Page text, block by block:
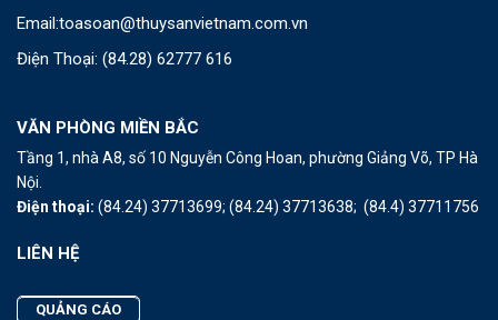
Email:toasoan@thuysanvietnam.com.vn
Điện Thoại: (84.28) 62777 616
VĂN PHÒNG MIỀN BẮC
Tầng 1, nhà A8, số 10 Nguyễn Công Hoan, phường Giảng Võ, TP Hà
Nội.
Điện thoại: (84.24) 37713699; (84.24) 37713638; (84.4) 37711756
LIÊN HỆ
QUẢNG CÁO